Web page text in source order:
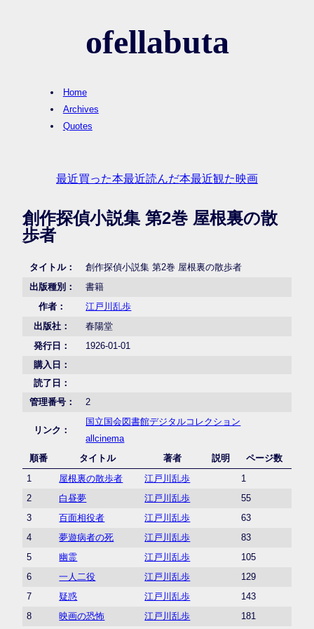
ofellabuta
Home
Archives
Quotes
最近買った本最近読んだ本最近観た映画
創作探偵小説集 第2巻 屋根裏の散
歩者
タイトル：
創作探偵小説集 第2巻 屋根裏の散歩者
出版種別：
書籍
作者：
江戸川乱歩
出版社：
春陽堂
発行日：
1926-01-01
購入日：
読了日：
管理番号：
2
リンク：
国立国会図書館デジタルコレクション
allcinema
順番
タイトル 著者 説明
ページ数
1
屋根裏の散歩者 江戸川乱歩
1
2
白昼夢 江戸川乱歩
55
3
百面相役者 江戸川乱歩
63
4
夢遊病者の死 江戸川乱歩
83
5
幽霊 江戸川乱歩
105
6
一人二役 江戸川乱歩
129
7
疑惑 江戸川乱歩
143
8
映画の恐怖 江戸川乱歩 181